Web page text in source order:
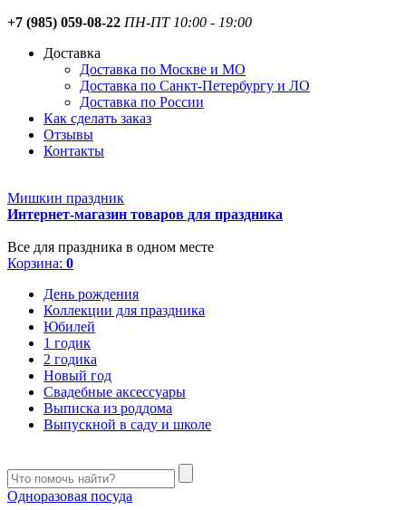
+7 (985) 059-08-22 ПН-ПТ 10:00 - 19:00
Доставка
Доставка по Москве и МО
Доставка по Санкт-Петербургу и ЛО
Доставка по России
Как сделать заказ
Отзывы
Контакты
Мишкин праздник
Интернет-магазин товаров для праздника
Все для праздника в одном месте
Корзина: 0
День рождения
Коллекции для праздника
Юбилей
1 годик
2 годика
Новый год
Свадебные аксессуары
Выписка из роддома
Выпускной в саду и школе
Одноразовая посуда